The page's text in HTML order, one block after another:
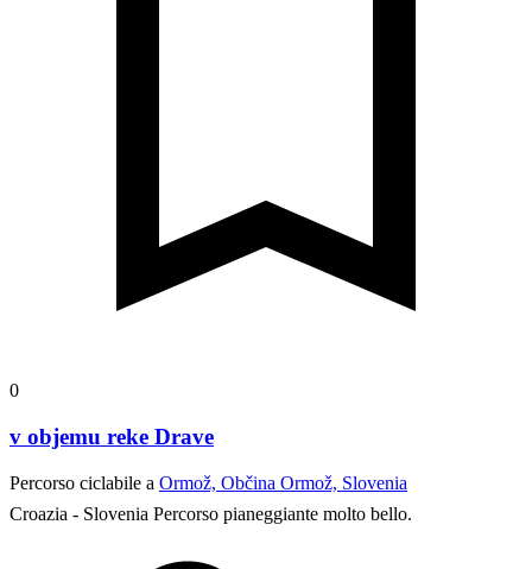
0
v objemu reke Drave
Percorso ciclabile a Ormož, Občina Ormož, Slovenia
Croazia - Slovenia Percorso pianeggiante molto bello.